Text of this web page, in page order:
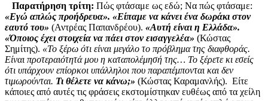
Παρατήρηση τρίτη: Πώς φτάσαμε ως εδώ; Να πώς φτάσαμε:
«Εγώ απλώς προήδρευα». «Είπαμε να κάνει ένα δωράκι στον
εαυτό του» (Αντρέας Παπανδρέου). «Αυτή είναι η Ελλάδα».
«Όποιος έχει στοιχεία να πάει στον εισαγγελέα» (Κώστας
Σημίτης). «Το ξέρω ότι είναι μεγάλο το πρόβλημα της διαφθοράς.
Είναι προτεραιότητά μου η καταπολέμησή της… Το ξέρετε κι εσείς
ότι υπάρχουν επίορκοι υπάλληλοι που παραπέμπονται και δεν
τιμωρούνται. Τι θέλετε να κάνω;» (Κώστας Καραμανλής). Είτε
κάποιες από αυτές τις φράσεις εκστομίστηκαν ευθέως από τα χείλη